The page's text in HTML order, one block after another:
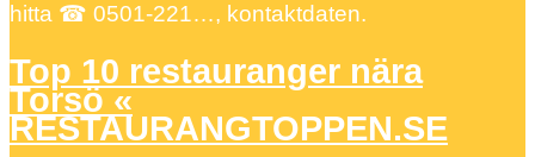
hitta ☎ 0501-221…, kontaktdaten.
Top 10 restauranger nära
Torsö «
RESTAURANGTOPPEN.SE